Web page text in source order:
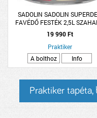
SADOLIN SADOLIN
FAVÉDŐ FESTÉK 2,5L
19 990 Ft
Praktiker
A bolthoz
Info
Praktiker